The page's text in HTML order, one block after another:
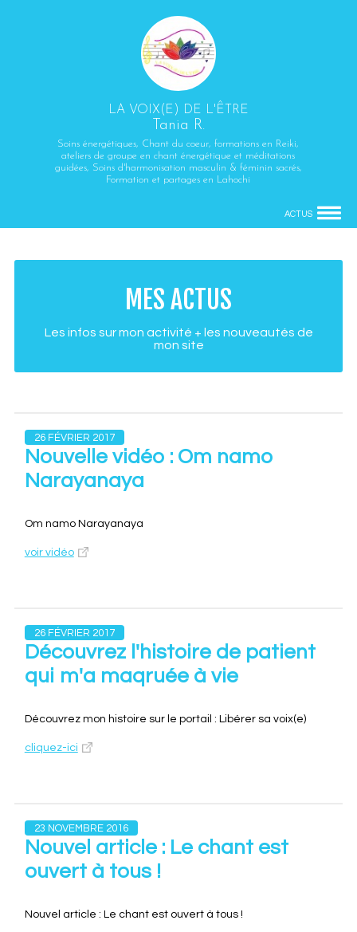
LA VOIX(E) DE L'ÊTRE
Tania R.
Soins énergétiques, Chant du coeur, formations en Reiki,
ateliers de groupe en chant énergétique et méditations
guidées, Soins d'harmonisation masculin & féminin sacrés,
Formation et partages en Lahochi
ACTUS
MES ACTUS
Les infos sur mon activité + les nouveautés de
mon site
26 FÉVRIER 2017
Nouvelle vidéo : Om namo
Narayanaya
Om namo Narayanaya
voir vidéo
26 FÉVRIER 2017
Découvrez l'histoire de patient
qui m'a maqruée à vie
Découvrez mon histoire sur le portail : Libérer sa voix(e)
cliquez-ici
23 NOVEMBRE 2016
Nouvel article : Le chant est
ouvert à tous !
Nouvel article : Le chant est ouvert à tous !